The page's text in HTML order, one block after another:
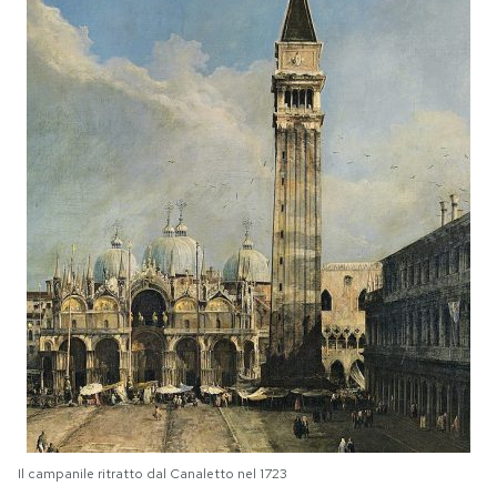
Il campanile ritratto dal Canaletto nel 1723